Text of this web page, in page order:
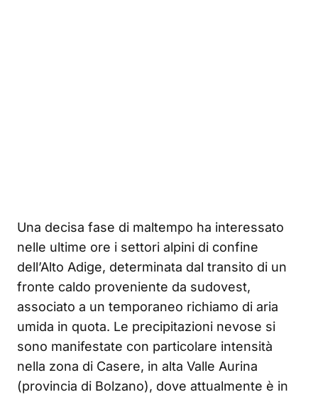
Una decisa fase di maltempo ha interessato
nelle ultime ore i settori alpini di confine
dell’Alto Adige, determinata dal transito di un
fronte caldo proveniente da sudovest,
associato a un temporaneo richiamo di aria
umida in quota. Le precipitazioni nevose si
sono manifestate con particolare intensità
nella zona di Casere, in alta Valle Aurina
(provincia di Bolzano), dove attualmente è in